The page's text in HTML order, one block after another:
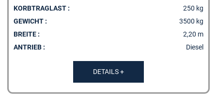
KORBTRAGLAST :
250 kg
GEWICHT :
3500 kg
BREITE :
2,20 m
ANTRIEB :
Diesel
DETAILS +